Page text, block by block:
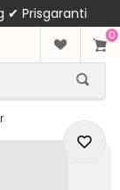
✔ Prisgaranti
0